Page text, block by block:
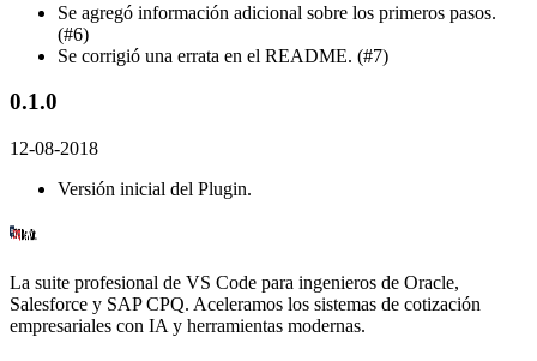
Se agregó información adicional sobre los primeros pasos.
(#6)
Se corrigió una errata en el README. (#7)
0.1.0
12-08-2018
Versión inicial del Plugin.
La suite profesional de VS Code para ingenieros de Oracle,
Salesforce y SAP CPQ. Aceleramos los sistemas de cotización
empresariales con IA y herramientas modernas.